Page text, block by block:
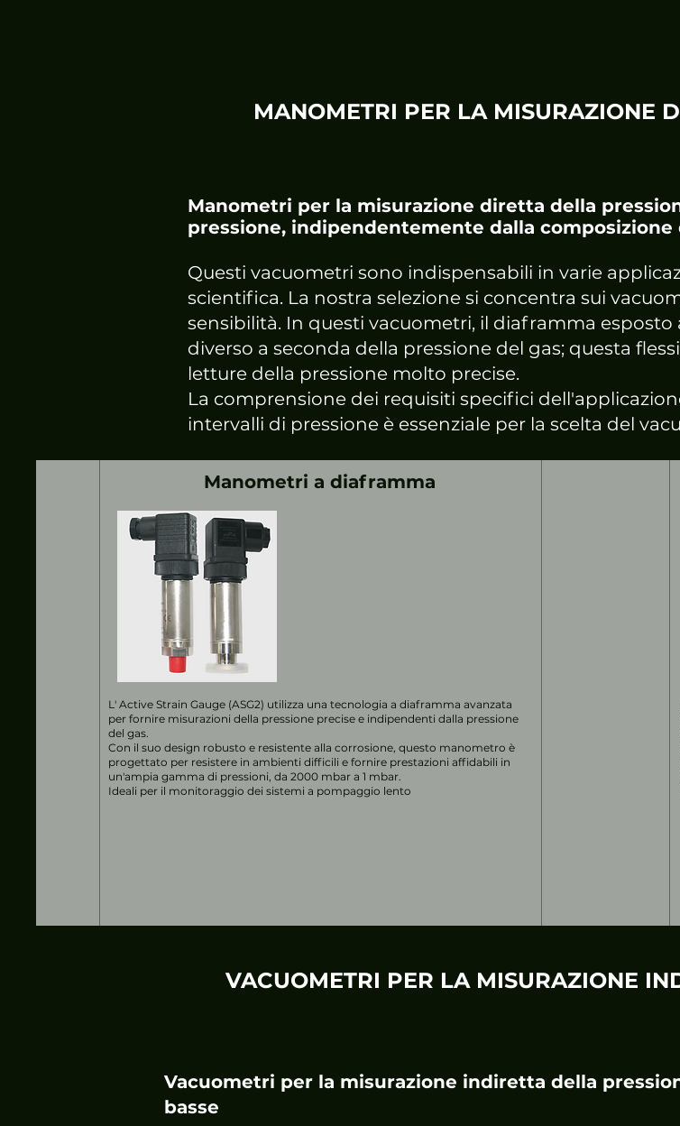
MANOMETRI PER LA MISURAZIONE
Manometri per la misurazione diretta della
pressione, indipendentemente dalla composizione
Questi vacuometri sono indispensabili in varie
scientifica. La nostra selezione si concentra sui
sensibilità. In questi vacuometri, il diaframma
diverso a seconda della pressione del gas; questa
letture della pressione molto precise.
La comprensione dei requisiti specifici
intervalli di pressione è essenziale per la scelta del
Manometri a diaframma
L' Active Strain Gauge (ASG2) utilizza una tecnologia a diaframma avanzata
per fornire misurazioni della pressione precise e indipendenti dalla pressione
del gas.
Con il suo design robusto e resistente alla corrosione, questo manometro è
progettato per resistere in ambienti difficili e fornire prestazioni affidabili in
un'ampia gamma di pressioni, da 2000 mbar a 1 mbar.
Ideali per il monitoraggio dei sistemi a pompaggio lento
VACUOMETRI PER LA MISURAZIONE
​Vacuometri per la misurazione indiretta della
basse